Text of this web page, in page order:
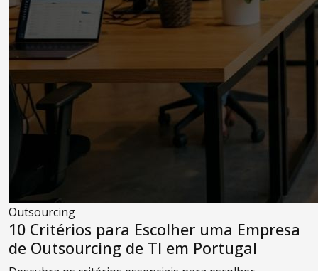
Outsourcing
10 Critérios para Escolher uma Empresa
de Outsourcing de TI em Portugal